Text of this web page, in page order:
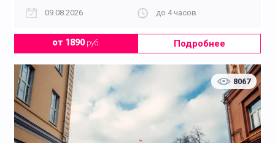
Начальная школа
09.08.2026
до 4 часов
от 1890руб. Подробнее
8067